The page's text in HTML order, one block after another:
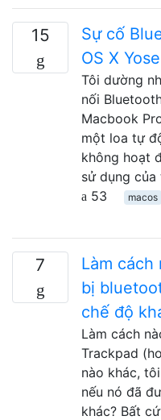
15
Sự cố
OS X
Tôi dường
nối
Macbook
một loa tự
không hoạt
sử dụng
53
macos
7
Làm
bị
chế độ
Làm cách
Trackpad
nào khác,
nếu nó đã
khác? Bất